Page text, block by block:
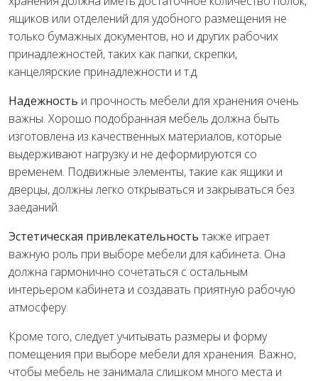
ящиков или отделений для удобного размещения не
только бумажных документов, но и других рабочих
принадлежностей, таких как папки, скрепки,
канцелярские принадлежности и т.д.
Надежность и прочность мебели для хранения очень
важны. Хорошо подобранная мебель должна быть
изготовлена из качественных материалов, которые
выдерживают нагрузку и не деформируются со
временем. Подвижные элементы, такие как ящики и
дверцы, должны легко открываться и закрываться без
заеданий.
Эстетическая привлекательность также играет
важную роль при выборе мебели для кабинета. Она
должна гармонично сочетаться с остальным
интерьером кабинета и создавать приятную рабочую
атмосферу.
Кроме того, следует учитывать размеры и форму
помещения при выборе мебели для хранения. Важно,
чтобы мебель не занимала слишком много места и